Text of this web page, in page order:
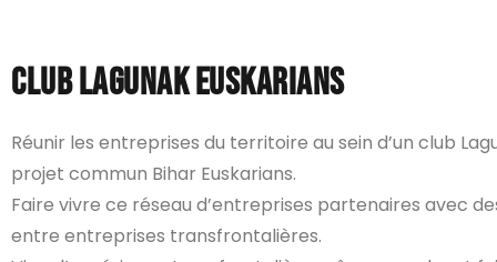
CLUB LAgunak euskarians
Réunir les entreprises du territoire au sein d’un club
projet commun Bihar Euskarians.
Faire vivre ce réseau d’entreprises partenaires avec
entre entreprises transfrontalières.